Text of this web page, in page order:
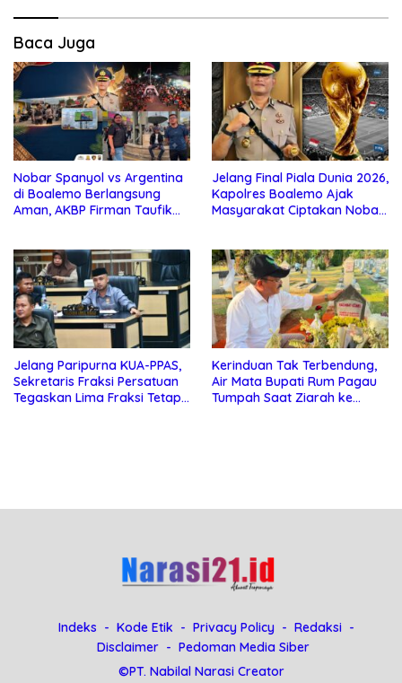
Baca Juga
Nobar Spanyol vs Argentina
di Boalemo Berlangsung
Aman, AKBP Firman Taufik
Jelang Final Piala Dunia 2026,
Kapolres Boalemo Ajak
Masyarakat Ciptakan Nobar
Jelang Paripurna KUA-PPAS,
Sekretaris Fraksi Persatuan
Tegaskan Lima Fraksi Tetap
Kerinduan Tak Terbendung,
Air Mata Bupati Rum Pagau
Tumpah Saat Ziarah ke
Indeks Kode Etik Privacy Policy
Redaksi
Disclaimer
Pedoman Media Siber
©PT. Nabilal Narasi Creator